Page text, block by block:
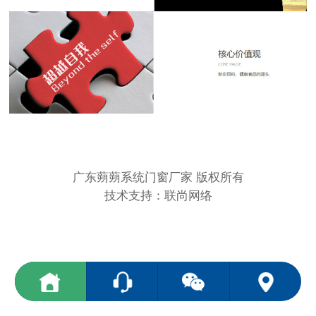
广东蒴蒴系统门窗厂家 版权所有
技术支持：联尚网络